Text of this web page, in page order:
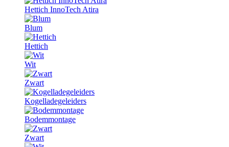
Hettich InnoTech Atira
Blum
Hettich
Wit
Zwart
Kogelladegeleiders
Bodemmontage
Zwart